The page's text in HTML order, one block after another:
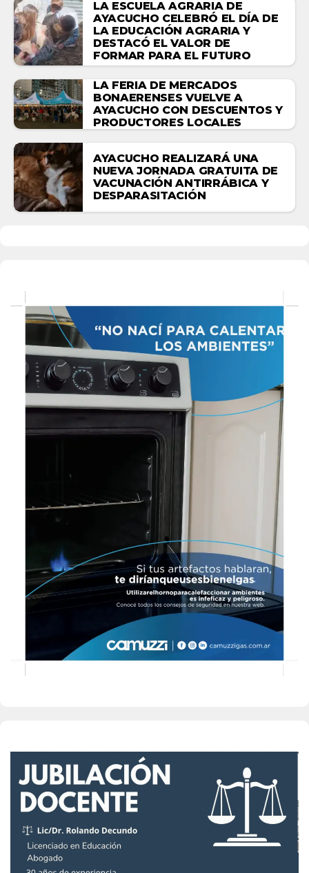
LA ESCUELA AGRARIA DE
AYACUCHO CELEBRÓ EL DÍA DE
LA EDUCACIÓN AGRARIA Y
DESTACÓ EL VALOR DE
FORMAR PARA EL FUTURO
LA FERIA DE MERCADOS
BONAERENSES VUELVE A
AYACUCHO CON DESCUENTOS Y
PRODUCTORES LOCALES
AYACUCHO REALIZARÁ UNA
NUEVA JORNADA GRATUITA DE
VACUNACIÓN ANTIRRÁBICA Y
DESPARASITACIÓN